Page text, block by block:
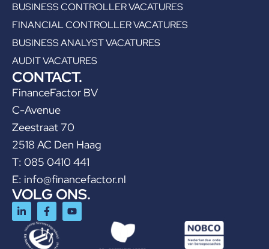
BUSINESS CONTROLLER VACATURES
FINANCIAL CONTROLLER VACATURES
BUSINESS ANALYST VACATURES
AUDIT VACATURES
CONTACT.
FinanceFactor BV
C-Avenue
Zeestraat 70
2518 AC Den Haag
T: 085 0410 441
E: info@financefactor.nl
VOLG ONS.